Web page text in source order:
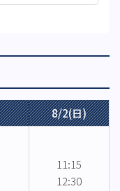
8/2(日)
11:15
12:30